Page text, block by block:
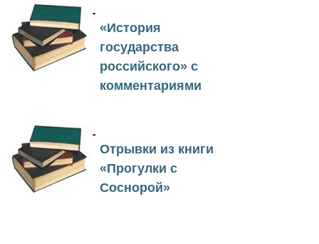
«История
государства
российского» с
комментариями
Отрывки из книги
«Прогулки с
Соснорой»